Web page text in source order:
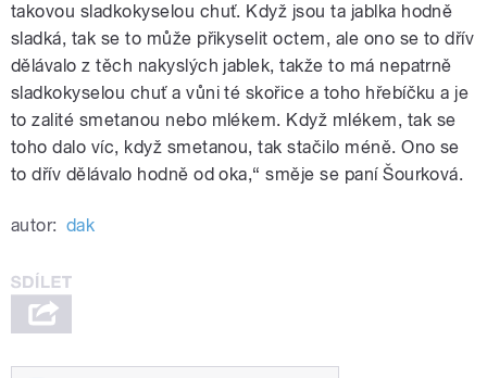
takovou sladkokyselou chuť. Když jsou ta jablka hodně
sladká, tak se to může přikyselit octem, ale ono se to dřív
dělávalo z těch nakyslých jablek, takže to má nepatrně
sladkokyselou chuť a vůni té skořice a toho hřebíčku a je
to zalité smetanou nebo mlékem. Když mlékem, tak se
toho dalo víc, když smetanou, tak stačilo méně. Ono se
to dřív dělávalo hodně od oka,“ směje se paní Šourková.
autor: dak